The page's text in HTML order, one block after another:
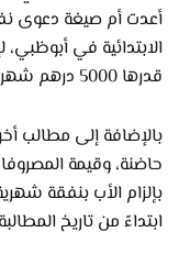
أعدت أم صيغة دعوى
الابتدائية في
قدرها 5000 درهم شهريًا، ابتداءً من سنة سابقة لرفع الدعوى.
بالإضافة إلى مطالب
حاضنة، وقيمة
ابتداءً من تاريخ